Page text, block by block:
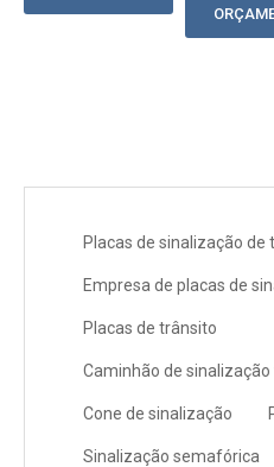
Placas de sinalização de
Empresa de placas de
Placas de trânsito
Caminhão de sinalização
Cone de sinalização
Sinalização semafórica